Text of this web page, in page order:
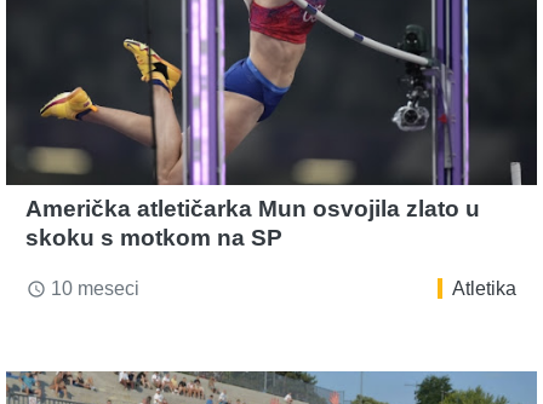
Američka atletičarka Mun osvojila zlato u
skoku s motkom na SP
access_time 10 meseci Atletika